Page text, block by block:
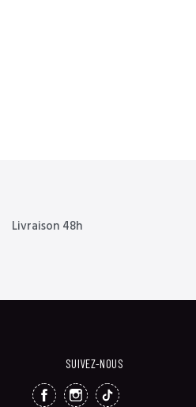
Livraison 48h
SUIVEZ-NOUS
FACEBOOKINSTAGRAM
TIKTOK